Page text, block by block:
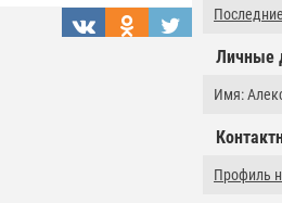
Личные
Имя:
Профиль